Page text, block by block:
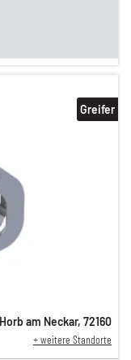
Greifer
Horb am Neckar, 72160
+ weitere Standorte